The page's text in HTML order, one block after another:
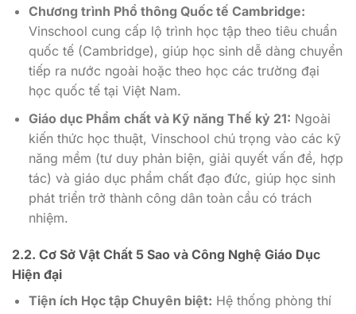
Chương trình Phổ thông Quốc tế Cambridge:
Vinschool cung cấp lộ trình học tập theo tiêu chuẩn
quốc tế (Cambridge), giúp học sinh dễ dàng chuyển
tiếp ra nước ngoài hoặc theo học các trường đại
học quốc tế tại Việt Nam.
Giáo dục Phẩm chất và Kỹ năng Thế kỷ 21: Ngoài
kiến thức học thuật, Vinschool chú trọng vào các kỹ
năng mềm (tư duy phản biện, giải quyết vấn đề, hợp
tác) và giáo dục phẩm chất đạo đức, giúp học sinh
phát triển trở thành công dân toàn cầu có trách
nhiệm.
2.2. Cơ Sở Vật Chất 5 Sao và Công Nghệ Giáo Dục
Hiện đại
Tiện ích Học tập Chuyên biệt: Hệ thống phòng thí